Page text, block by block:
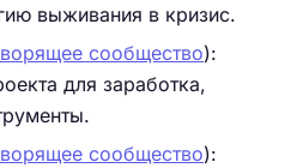
выживания в кризис.
сообщество):
для заработка,
сообщество):